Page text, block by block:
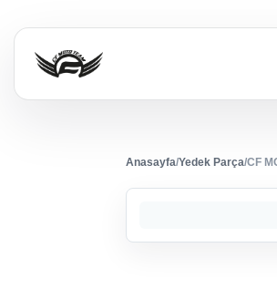
Anasayfa/Yedek Parça/CF